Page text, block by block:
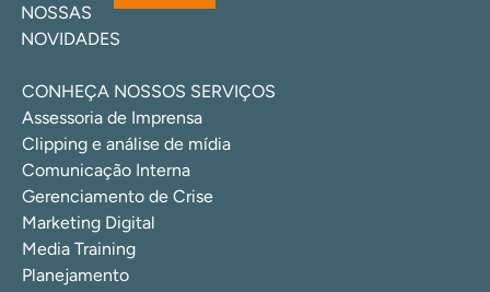
NOSSAS
NOVIDADES
CONHEÇA NOSSOS SERVIÇOS
Assessoria de Imprensa
Clipping e análise de mídia
Comunicação Interna
Gerenciamento de Crise
Marketing Digital
Media Training
Planejamento